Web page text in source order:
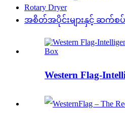
Rotary Dryer
အစိတ်အပိုင်းများနှင့် ဆက်စပ်ပ
Western Flag-